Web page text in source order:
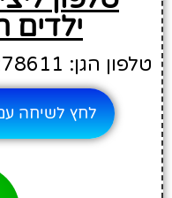
ילדים
טלפון הגן: 08-9278611
לחץ לשיחה עם